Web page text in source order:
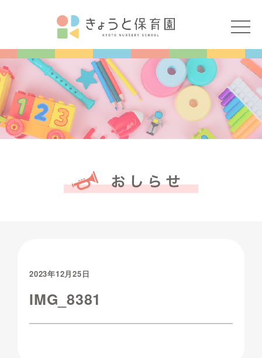
2023年12月25日
IMG_8381